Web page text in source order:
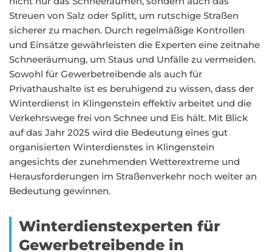
Streuen von Salz oder Splitt, um rutschige Straßen
sicherer zu machen. Durch regelmäßige Kontrollen
und Einsätze gewährleisten die Experten eine zeitnahe
Schneeräumung, um Staus und Unfälle zu vermeiden.
Sowohl für Gewerbetreibende als auch für
Privathaushalte ist es beruhigend zu wissen, dass der
Winterdienst in Klingenstein effektiv arbeitet und die
Verkehrswege frei von Schnee und Eis hält. Mit Blick
auf das Jahr 2025 wird die Bedeutung eines gut
organisierten Winterdienstes in Klingenstein
angesichts der zunehmenden Wetterextreme und
Herausforderungen im Straßenverkehr noch weiter an
Bedeutung gewinnen.
Winterdienstexperten für
Gewerbetreibende in